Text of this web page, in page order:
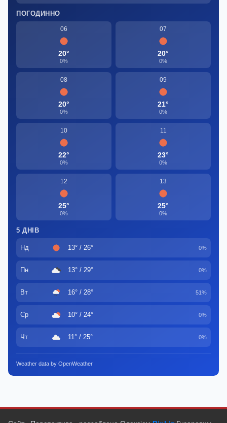
ПОГОДИННО
06
20°
0%
07
20°
0%
08
20°
0%
09
21°
0%
10
22°
0%
11
23°
0%
12
25°
0%
13
25°
0%
5 ДНІВ
Нд 13° / 26° 0%
Пн 13° / 29° 0%
Вт 16° / 28° 51%
Ср 10° / 24° 0%
Чт 11° / 25° 0%
Weather data by OpenWeather